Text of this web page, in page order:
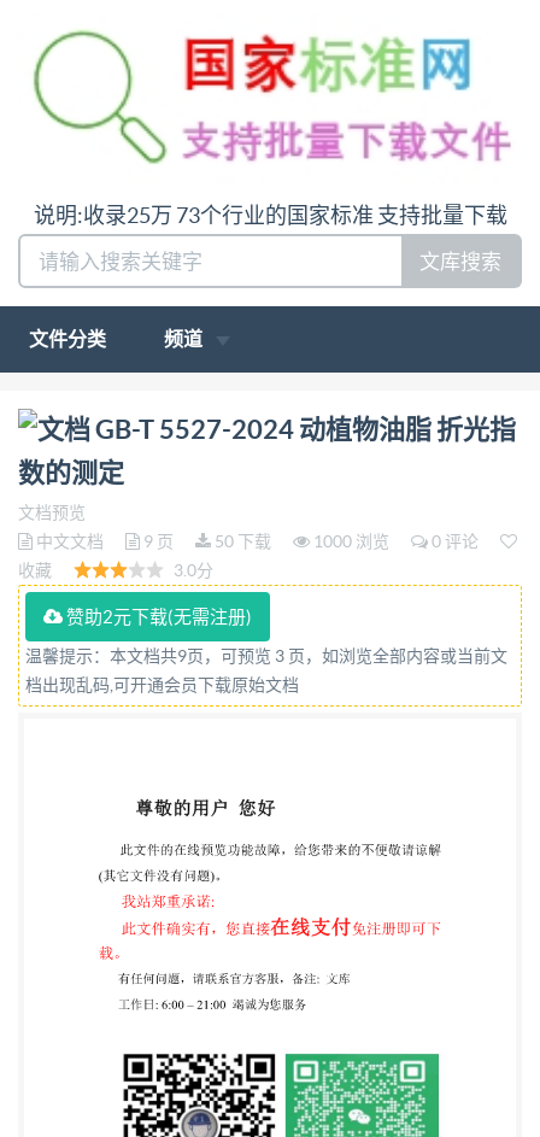
说明:收录25万 73个行业的国家标准 支持批量下载
文库搜索
文件分类 频道
问:哪里下载GB-T 5527-2024 动植物油脂 折光指数的
测定答:请联系微信:siduwenku
GB-T 5527-2024 动植物油脂 折光指
数的测定
文档预览
中文文档
9 页 50 下载 1000 浏览
0 评论
收藏
3.0分
赞助2元下载(无需注册)
温馨提示：本文档共9页，可预览 3 页，如浏览全部内容或当前文
档出现乱码,可开通会员下载原始文档